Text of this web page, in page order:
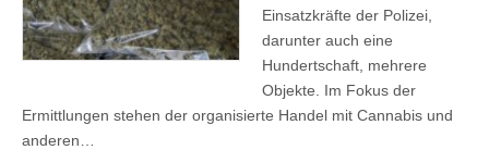
Einsatzkräfte der Polizei,
darunter auch eine
Hundertschaft, mehrere
Objekte. Im Fokus der
Ermittlungen stehen der organisierte Handel mit Cannabis und
anderen…